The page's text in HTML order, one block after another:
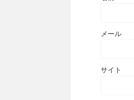
メール
サイト